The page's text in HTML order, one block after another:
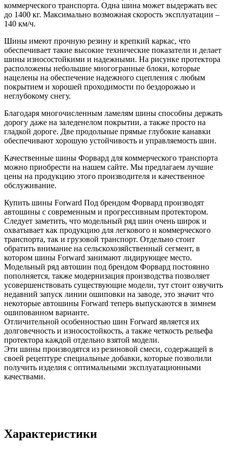
коммерческого транспорта. Одна шина может выдержать вес
до 1400 кг. Максимально возможная скорость эксплуатации –
140 км/ч.
Шины имеют прочную резину и крепкий каркас, что
обеспечивает такие высокие технические показатели и делает
шины износостойкими и надежными. На рисунке протектора
расположены небольшие многогранные блоки, которые
нацелены на обеспечение надежного сцепления с любым
покрытием и хорошей проходимости по бездорожью и
неглубокому снегу.
Благодаря многочисленным ламелям шины способны держать
дорогу даже на заледенелом покрытии, а также просто на
гладкой дороге. Две продольные прямые глубокие канавки
обеспечивают хорошую устойчивость и управляемость шин.
Качественные шины Форвард для коммерческого транспорта
можно приобрести на нашем сайте. Мы предлагаем лучшие
цены на продукцию этого производителя и качественное
обслуживание.
Купить шины Forward Под брендом Форвард производят
автошины с современным и прогрессивным протектором.
Следует заметить, что модельный ряд шин очень широк и
охватывает как продукцию для легкового и коммерческого
транспорта, так и грузовой транспорт. Отдельно стоит
обратить внимание на сельскохозяйственный сегмент, в
котором шины Forward занимают лидирующее место.
Модельный ряд автошин под брендом Форвард постоянно
пополняется, также модернизация производства позволяет
усовершенствовать существующие модели, тут стоит озвучить
недавний запуск линии ошиповки на заводе, это значит что
некоторые автошины Forward теперь выпускаются в зимнем
ошипованном варианте.
Отличительной особенностью шин Forward является их
долговечность и износостойкость, а также четкость рельефа
протектора каждой отдельно взятой модели.
Эти шины производятся из резиновой смеси, содержащей в
своей рецептуре специальные добавки, которые позволили
получить изделия с оптимальными эксплуатационными
качествами.
Характеристики